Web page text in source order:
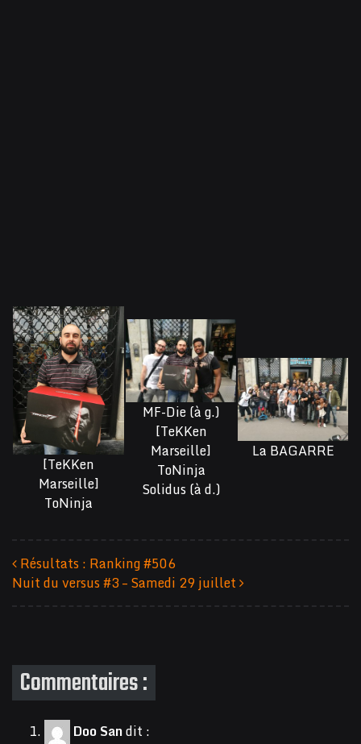
[TeKKen
Marseille]
ToNinja
MF-Die (à g.)
[TeKKen
Marseille]
ToNinja
Solidus (à d.)
La BAGARRE
Navigation des articles
Résultats : Ranking #506
Nuit du versus #3 – Samedi 29 juillet
Commentaires :
Doo Sandit :